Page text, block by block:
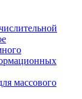
массового